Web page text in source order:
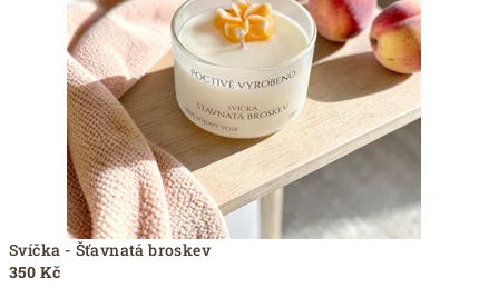
Svíčka - Šťavnatá broskev
350 Kč